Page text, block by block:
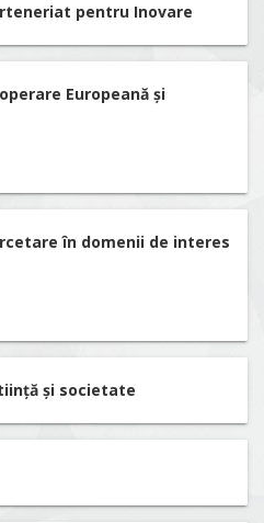
pentru Inovare
Europeană și
în domenii de interes
și societate